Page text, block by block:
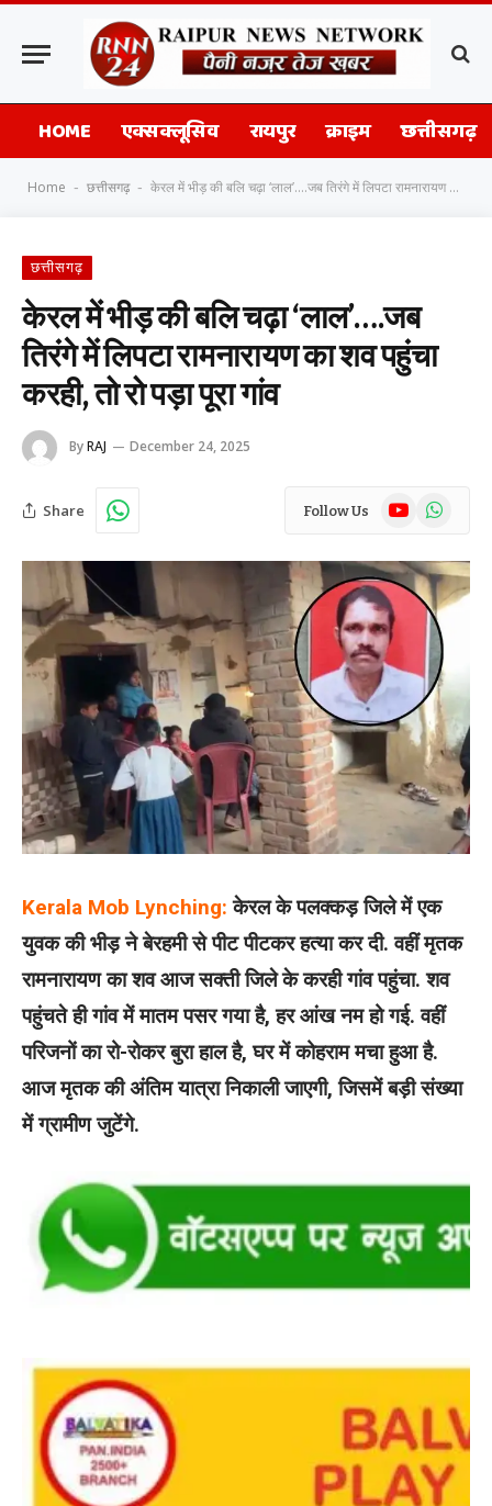
HOME एक्सक्लूसिव रायपुर क्राइम छत्तीसगढ़
Home - छत्तीसगढ़ - केरल में भीड़ की बलि चढ़ा ‘लाल’….जब तिरंगे में लिपटा रामनारायण का शव पहुंचा करही, तो रो पड़ा पूरा गांव
छत्तीसगढ़
केरल में भीड़ की बलि चढ़ा ‘लाल’….जब
तिरंगे में लिपटा रामनारायण का शव पहुंचा
करही, तो रो पड़ा पूरा गांव
ByRAJ December 24, 2025
Share Follow Us YouTubeWhatsApp
Kerala Mob Lynching: केरल के पलक्कड़ जिले में एक
युवक की भीड़ ने बेरहमी से पीट पीटकर हत्या कर दी. वहीं मृतक
रामनारायण का शव आज सक्ती जिले के करही गांव पहुंचा. शव
पहुंचते ही गांव में मातम पसर गया है, हर आंख नम हो गई. वहीं
परिजनों का रो-रोकर बुरा हाल है, घर में कोहराम मचा हुआ है.
आज मृतक की अंतिम यात्रा निकाली जाएगी, जिसमें बड़ी संख्या
में ग्रामीण जुटेंगे.